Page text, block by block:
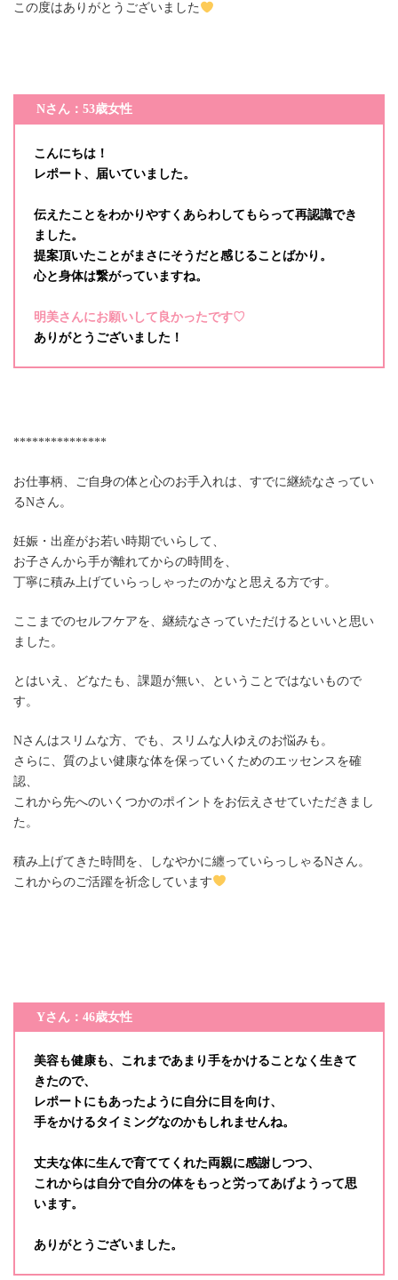
この度はありがとうございました
Nさん：53歳女性
こんにちは！
レポート、届いていました。
伝えたことをわかりやすくあらわしてもらって再認識でき
ました。
提案頂いたことがまさにそうだと感じることばかり。
心と身体は繋がっていますね。
明美さんにお願いして良かったです♡
ありがとうございました！
***************
お仕事柄、ご自身の体と心のお手入れは、すでに継続なさってい
るNさん。
妊娠・出産がお若い時期でいらして、
お子さんから手が離れてからの時間を、
丁寧に積み上げていらっしゃったのかなと思える方です。
ここまでのセルフケアを、継続なさっていただけるといいと思い
ました。
とはいえ、どなたも、課題が無い、ということではないもので
す。
Nさんはスリムな方、でも、スリムな人ゆえのお悩みも。
さらに、質のよい健康な体を保っていくためのエッセンスを確
認、
これから先へのいくつかのポイントをお伝えさせていただきまし
た。
積み上げてきた時間を、しなやかに纏っていらっしゃるNさん。
これからのご活躍を祈念しています
Yさん：46歳女性
美容も健康も、これまであまり手をかけることなく生きて
きたので、
レポートにもあったように自分に目を向け、
手をかけるタイミングなのかもしれませんね。
丈夫な体に生んで育ててくれた両親に感謝しつつ、
これからは自分で自分の体をもっと労ってあげようって思
います。
ありがとうございました。